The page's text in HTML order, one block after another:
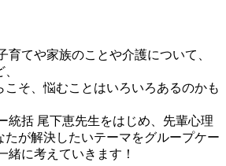
育てや家族のことや介護について、
こそ、悩むことはいろいろあるのかも
統括 尾下恵先生をはじめ、先輩心理
たが解決したいテーマをグループケー
緒に考えていきます！